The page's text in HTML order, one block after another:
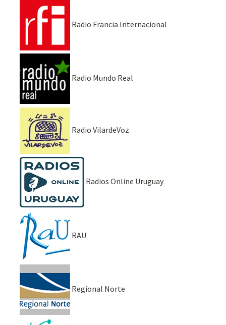
Radio Francia Internacional
Radio Mundo Real
Radio VilardeVoz
Radios Online Uruguay
RAU
Regional Norte